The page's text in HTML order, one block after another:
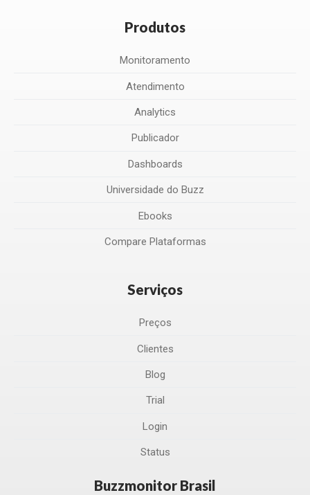
Produtos
Monitoramento
Atendimento
Analytics
Publicador
Dashboards
Universidade do Buzz
Ebooks
Compare Plataformas
Serviços
Preços
Clientes
Blog
Trial
Login
Status
Buzzmonitor Brasil